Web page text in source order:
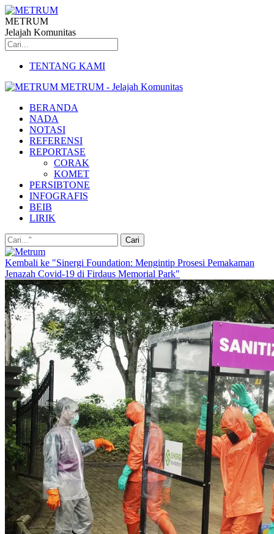
METRUM
Jelajah Komunitas
TENTANG KAMI
METRUM - Jelajah Komunitas
BERANDA
NADA
NOTASI
REFERENSI
REPORTASE
CORAK
KOMET
PERSIBTONE
INFOGRAFIS
BEIB
LIRIK
Kembali ke "Sinergi Foundation: Mengintip Prosesi Pemakaman
Jenazah Covid-19 di Firdaus Memorial Park"